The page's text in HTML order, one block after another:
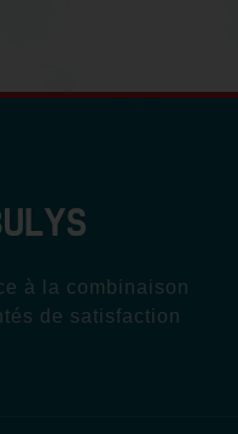
à la combinaison
de satisfaction